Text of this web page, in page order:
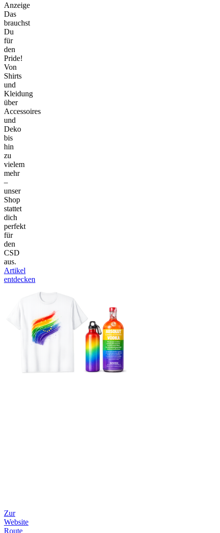
Anzeige
Das
brauchst
Du
für
den
Pride!
Von
Shirts
und
Kleidung
über
Accessoires
und
Deko
bis
hin
zu
vielem
mehr
–
unser
Shop
stattet
dich
perfekt
für
den
CSD
aus.
Artikel
entdecken
Zur
Website
Route